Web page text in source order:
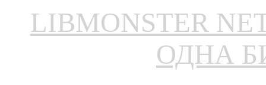
LIBMONSTER
ОДНА